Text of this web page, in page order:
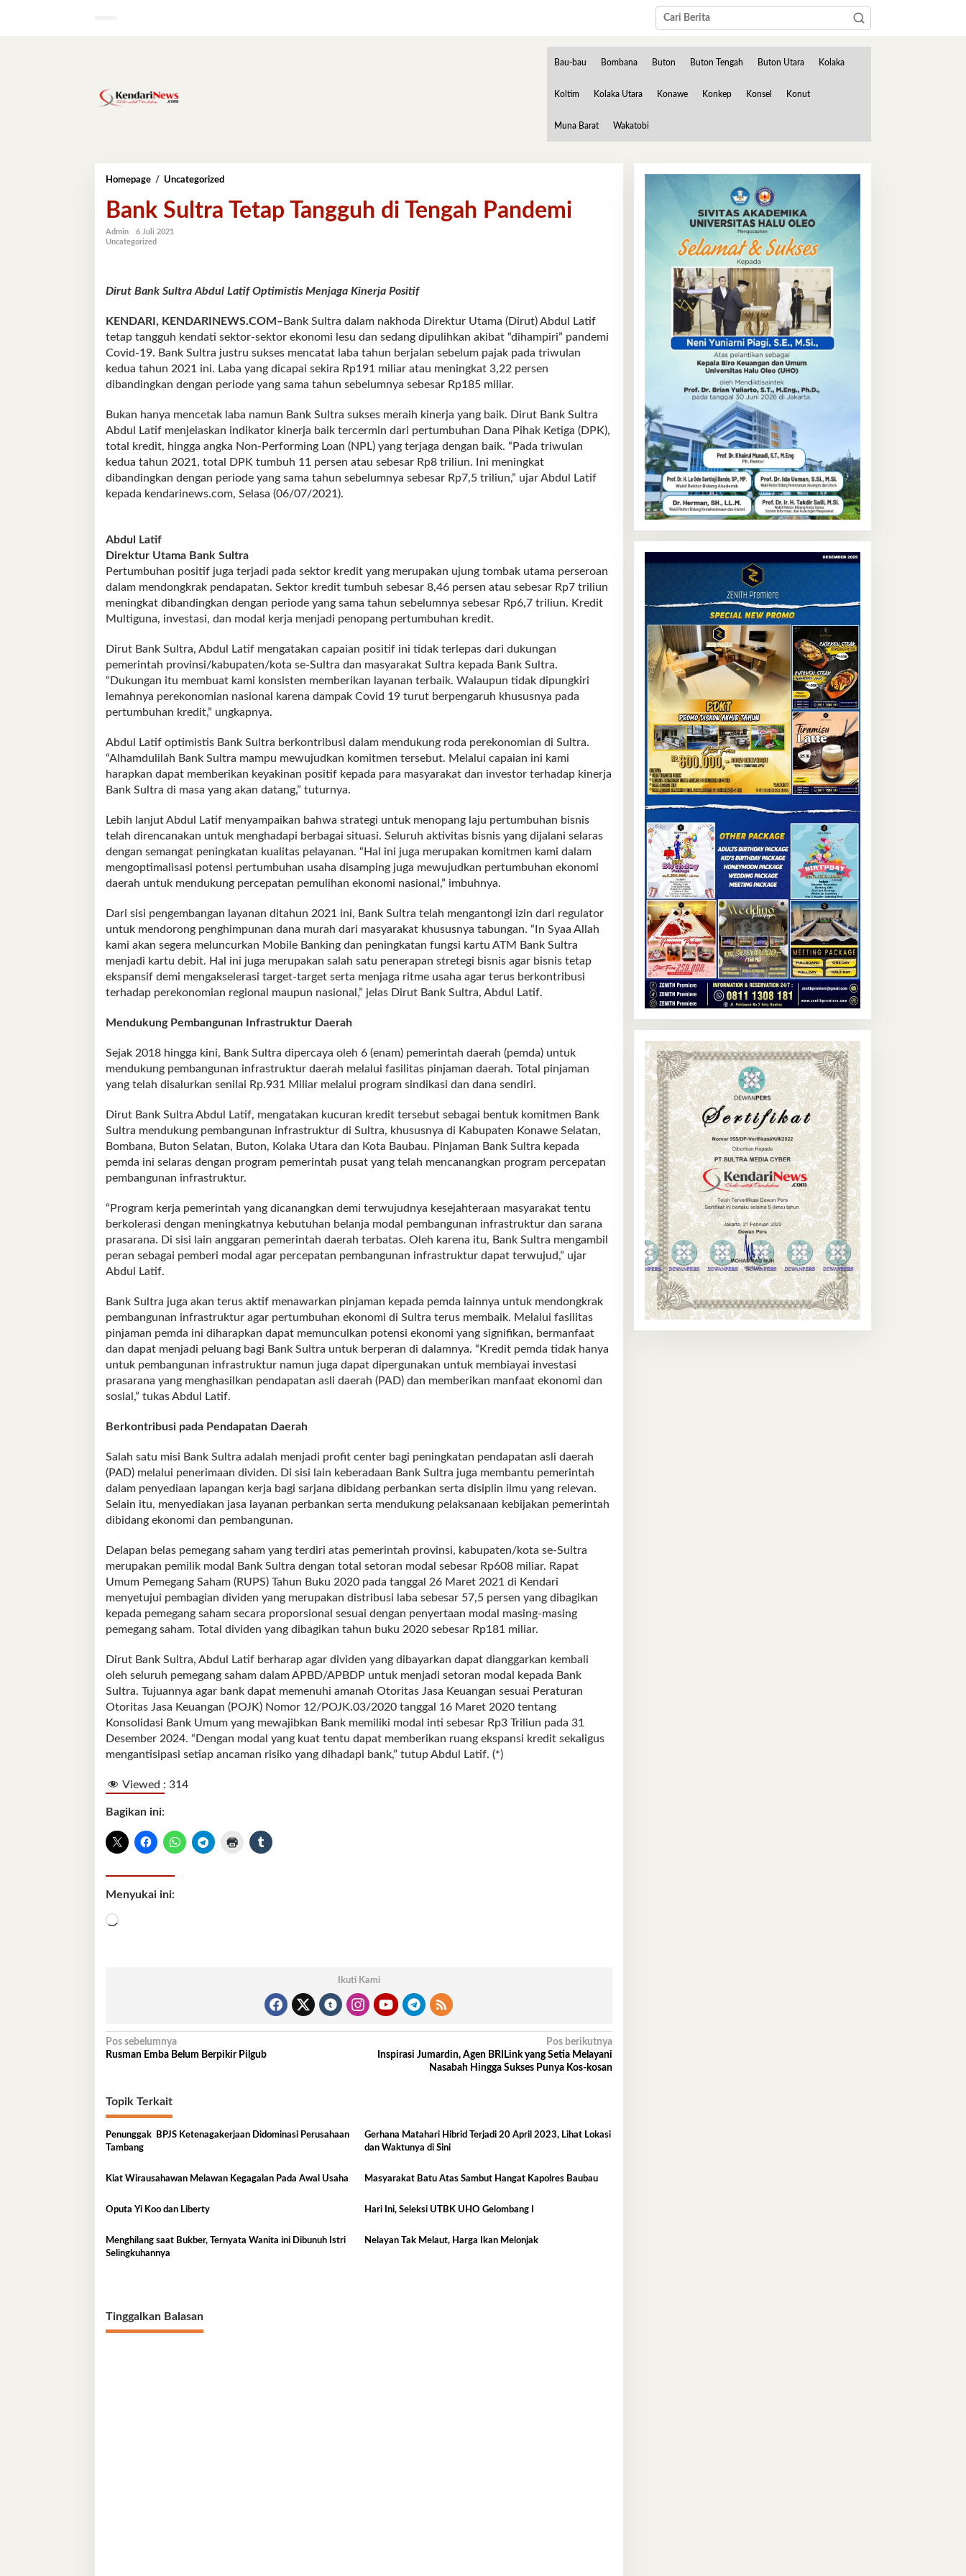
Bau-bau Bombana Buton Buton Tengah Buton Utara Kolaka
Koltim Kolaka Utara Konawe Konkep Konsel Konut
Muna Barat Wakatobi
Homepage / Uncategorized
Tetap
Tangguh
Bank Sultra Tetap Tangguh di Tengah Pandemi
Admin
6 Juli 2021
Uncategorized
Dirut Bank Sultra Abdul Latif Optimistis Menjaga Kinerja Positif
KENDARI, KENDARINEWS.COM– Bank Sultra dalam nakhoda Direktur Utama (Dirut) Abdul Latif
tetap tangguh kendati sektor-sektor ekonomi lesu dan sedang dipulihkan akibat “dihampiri” pandemi
Covid-19. Bank Sultra justru sukses mencatat laba tahun berjalan sebelum pajak pada triwulan
kedua tahun 2021 ini. Laba yang dicapai sekira Rp191 miliar atau meningkat 3,22 persen
dibandingkan dengan periode yang sama tahun sebelumnya sebesar Rp185 miliar.
Bukan hanya mencetak laba namun Bank Sultra sukses meraih kinerja yang baik. Dirut Bank Sultra
Abdul Latif menjelaskan indikator kinerja baik tercermin dari pertumbuhan Dana Pihak Ketiga (DPK),
total kredit, hingga angka Non-Performing Loan (NPL) yang terjaga dengan baik. “Pada triwulan
kedua tahun 2021, total DPK tumbuh 11 persen atau sebesar Rp8 triliun. Ini meningkat
dibandingkan dengan periode yang sama tahun sebelumnya sebesar Rp7,5 triliun,” ujar Abdul Latif
kepada kendarinews.com, Selasa (06/07/2021).
Abdul Latif
Direktur Utama Bank Sultra
Pertumbuhan positif juga terjadi pada sektor kredit yang merupakan ujung tombak utama perseroan
dalam mendongkrak pendapatan. Sektor kredit tumbuh sebesar 8,46 persen atau sebesar Rp7 triliun
meningkat dibandingkan dengan periode yang sama tahun sebelumnya sebesar Rp6,7 triliun. Kredit
Multiguna, investasi, dan modal kerja menjadi penopang pertumbuhan kredit.
Dirut Bank Sultra, Abdul Latif mengatakan capaian positif ini tidak terlepas dari dukungan
pemerintah provinsi/kabupaten/kota se-Sultra dan masyarakat Sultra kepada Bank Sultra.
“Dukungan itu membuat kami konsisten memberikan layanan terbaik. Walaupun tidak dipungkiri
lemahnya perekonomian nasional karena dampak Covid 19 turut berpengaruh khususnya pada
pertumbuhan kredit,” ungkapnya.
Abdul Latif optimistis Bank Sultra berkontribusi dalam mendukung roda perekonomian di Sultra.
“Alhamdulilah Bank Sultra mampu mewujudkan komitmen tersebut. Melalui capaian ini kami
harapkan dapat memberikan keyakinan positif kepada para masyarakat dan investor terhadap kinerja
Bank Sultra di masa yang akan datang,” tuturnya.
Lebih lanjut Abdul Latif menyampaikan bahwa strategi untuk menopang laju pertumbuhan bisnis
telah direncanakan untuk menghadapi berbagai situasi. Seluruh aktivitas bisnis yang dijalani selaras
dengan semangat peningkatan kualitas pelayanan. “Hal ini juga merupakan komitmen kami dalam
mengoptimalisasi potensi pertumbuhan usaha disamping juga mewujudkan pertumbuhan ekonomi
daerah untuk mendukung percepatan pemulihan ekonomi nasional,” imbuhnya.
Dari sisi pengembangan layanan ditahun 2021 ini, Bank Sultra telah mengantongi izin dari regulator
untuk mendorong penghimpunan dana murah dari masyarakat khususnya tabungan. “In Syaa Allah
kami akan segera meluncurkan Mobile Banking dan peningkatan fungsi kartu ATM Bank Sultra
menjadi kartu debit. Hal ini juga merupakan salah satu penerapan stretegi bisnis agar bisnis tetap
ekspansif demi mengakselerasi target-target serta menjaga ritme usaha agar terus berkontribusi
terhadap perekonomian regional maupun nasional,” jelas Dirut Bank Sultra, Abdul Latif.
Mendukung Pembangunan Infrastruktur Daerah
Sejak 2018 hingga kini, Bank Sultra dipercaya oleh 6 (enam) pemerintah daerah (pemda) untuk
mendukung pembangunan infrastruktur daerah melalui fasilitas pinjaman daerah. Total pinjaman
yang telah disalurkan senilai Rp.931 Miliar melalui program sindikasi dan dana sendiri.
Dirut Bank Sultra Abdul Latif, mengatakan kucuran kredit tersebut sebagai bentuk komitmen Bank
Sultra mendukung pembangunan infrastruktur di Sultra, khususnya di Kabupaten Konawe Selatan,
Bombana, Buton Selatan, Buton, Kolaka Utara dan Kota Baubau. Pinjaman Bank Sultra kepada
pemda ini selaras dengan program pemerintah pusat yang telah mencanangkan program percepatan
pembangunan infrastruktur.
“Program kerja pemerintah yang dicanangkan demi terwujudnya kesejahteraan masyarakat tentu
berkolerasi dengan meningkatnya kebutuhan belanja modal pembangunan infrastruktur dan sarana
prasarana. Di sisi lain anggaran pemerintah daerah terbatas. Oleh karena itu, Bank Sultra mengambil
peran sebagai pemberi modal agar percepatan pembangunan infrastruktur dapat terwujud,” ujar
Abdul Latif.
Bank Sultra juga akan terus aktif menawarkan pinjaman kepada pemda lainnya untuk mendongkrak
pembangunan infrastruktur agar pertumbuhan ekonomi di Sultra terus membaik. Melalui fasilitas
pinjaman pemda ini diharapkan dapat memunculkan potensi ekonomi yang signifikan, bermanfaat
dan dapat menjadi peluang bagi Bank Sultra untuk berperan di dalamnya. “Kredit pemda tidak hanya
untuk pembangunan infrastruktur namun juga dapat dipergunakan untuk membiayai investasi
prasarana yang menghasilkan pendapatan asli daerah (PAD) dan memberikan manfaat ekonomi dan
sosial,” tukas Abdul Latif.
Berkontribusi pada Pendapatan Daerah
Salah satu misi Bank Sultra adalah menjadi profit center bagi peningkatan pendapatan asli daerah
(PAD) melalui penerimaan dividen. Di sisi lain keberadaan Bank Sultra juga membantu pemerintah
dalam penyediaan lapangan kerja bagi sarjana dibidang perbankan serta disiplin ilmu yang relevan.
Selain itu, menyediakan jasa layanan perbankan serta mendukung pelaksanaan kebijakan pemerintah
dibidang ekonomi dan pembangunan.
Delapan belas pemegang saham yang terdiri atas pemerintah provinsi, kabupaten/kota se-Sultra
merupakan pemilik modal Bank Sultra dengan total setoran modal sebesar Rp608 miliar. Rapat
Umum Pemegang Saham (RUPS) Tahun Buku 2020 pada tanggal 26 Maret 2021 di Kendari
menyetujui pembagian dividen yang merupakan distribusi laba sebesar 57,5 persen yang dibagikan
kepada pemegang saham secara proporsional sesuai dengan penyertaan modal masing-masing
pemegang saham. Total dividen yang dibagikan tahun buku 2020 sebesar Rp181 miliar.
Dirut Bank Sultra, Abdul Latif berharap agar dividen yang dibayarkan dapat dianggarkan kembali
oleh seluruh pemegang saham dalam APBD/APBDP untuk menjadi setoran modal kepada Bank
Sultra. Tujuannya agar bank dapat memenuhi amanah Otoritas Jasa Keuangan sesuai Peraturan
Otoritas Jasa Keuangan (POJK) Nomor 12/POJK.03/2020 tanggal 16 Maret 2020 tentang
Konsolidasi Bank Umum yang mewajibkan Bank memiliki modal inti sebesar Rp3 Triliun pada 31
Desember 2024. “Dengan modal yang kuat tentu dapat memberikan ruang ekspansi kredit sekaligus
mengantisipasi setiap ancaman risiko yang dihadapi bank,” tutup Abdul Latif. (*)
Viewed : 314
Bagikan ini:
Menyukai ini:
Memuat...
Ikuti Kami
Navigasi
Pos sebelumnya
Rusman Emba Belum Berpikir Pilgub
Pos berikutnya
Inspirasi Jumardin, Agen BRILink yang Setia Melayani
Nasabah Hingga Sukses Punya Kos-kosan
Topik Terkait
Penunggak BPJS Ketenagakerjaan Didominasi Perusahaan
Tambang
Gerhana Matahari Hibrid Terjadi 20 April 2023, Lihat Lokasi
dan Waktunya di Sini
Kiat Wirausahawan Melawan Kegagalan Pada Awal Usaha Masyarakat Batu Atas Sambut Hangat Kapolres Baubau
Oputa Yi Koo dan Liberty Hari Ini, Seleksi UTBK UHO Gelombang I
Menghilang saat Bukber, Ternyata Wanita ini Dibunuh Istri
Selingkuhannya
Nelayan Tak Melaut, Harga Ikan Melonjak
Tinggalkan Balasan